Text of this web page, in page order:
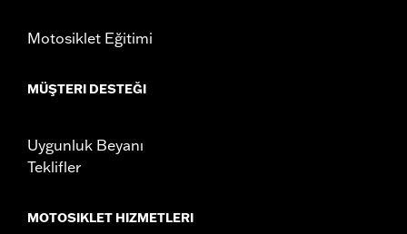
Motosiklet Eğitimi
MÜŞTERI DESTEĞI
Uygunluk Beyanı
Teklifler
MOTOSIKLET HIZMETLERI